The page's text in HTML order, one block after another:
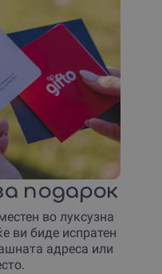
подарок
во луксузна
ви биде испратен
адреса или